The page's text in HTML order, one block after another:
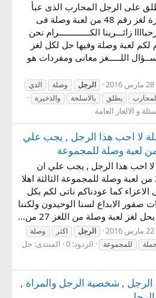
على الرجل المحارب الذى عبأ
نفسه بالاسلحة والذخيرة لغز رقم 48 من لعبة وصلة فى
زائـــرينا الكـــــــــــــرام نحن
لعبة وصلة وفيها حل لكل لغز
اللـــــغز معانى ومفردات هو
28 مارس 2016 الرجل وصلة
الذي
يطلق بالاسلحة والذخيرة
و الالغاز العامة
لا احب هذا الرجل , يجب علي
لا احب هذا الرجل , يجب علي ان
ـــــــــ اكثر لغز رقم 27 من لعبة وصلة للمجموعة الثالثة اهلا
الاعزاء كما عودناكم ناتى لكم بكل
صقور الابداع لسنا الوحيدون ولكننا
لغز لعبة وصلة من اللغز 27 من...
22 مارس 2016 الرجل اكثر
وصلة
للمجموعة الردود: 0 المنتدى: حل
الرجل , شخصية الرجل والمراة ,